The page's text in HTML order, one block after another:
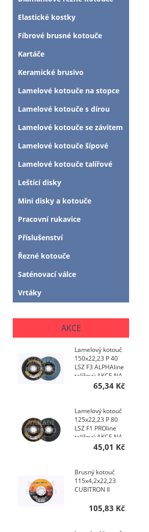
Elastické kostky
Fíbrové brusné kotouče
Kartáče
Keramické brusivo
Lamelové kotouče na stopce
Lamelové kotouče s dírou
Lamelové kotouče se závitem
Lamelové kotouče šípové
Lamelové kotouče talířové
Leštící disky
Mini disky a kotouče
Pracovní rukavice
Příslušenství
Řezné kotouče
Saténovací válce
Vrtáky
AKCE
Lamelový kotouč
150x22,23 P 40
LSZ F3 ALPHAline
talířový AKCE NA
400 KS65,34 Kč
Lamelový kotouč
125x22,23 P 80
LSZ F1 PROline
talířový AKCE NA
400 KS45,01 Kč
Brusný kotouč
115x4,2x22,23
CUBITRON II
105,83 Kč